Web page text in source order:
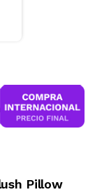
Pillow